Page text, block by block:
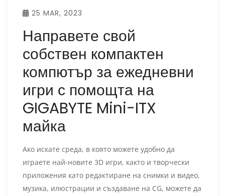
25 MAR, 2023
Направете свой
собствен компактен
компютър за ежедневни
игри с помощта на
GIGABYTE Mini-ITX
майка
Ако искате среда, в която можете удобно да
играете най-новите 3D игри, както и творчески
приложения като редактиране на снимки и видео,
музика, илюстрации и създаване на CG, можете да